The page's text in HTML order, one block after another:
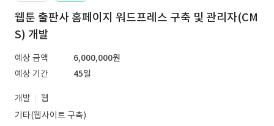
웹툰 출판사 홈페이지 워드프레스 구축 및 관리자(CM
S) 개발
예상 금액
6,000,000원
예상 기간
45일
개발
웹
기타(웹사이트 구축)